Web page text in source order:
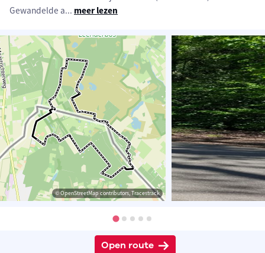
Gewandelde a... meer lezen
© OpenStreetMap contributors, Tracestrack
Open route